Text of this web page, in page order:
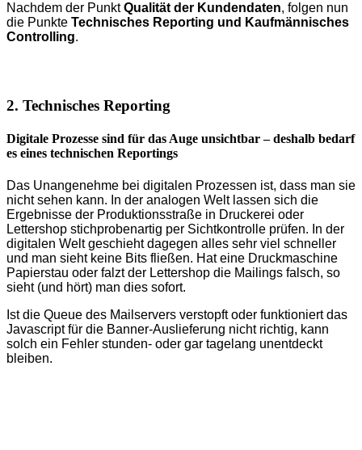
Nachdem der PunktQualität der Kundendaten, folgen nun
die Punkte Technisches Reporting und Kaufmännisches
Controlling.
2. Technisches Reporting
Digitale Prozesse sind für das Auge unsichtbar – deshalb bedarf
es eines technischen Reportings
Das Unangenehme bei digitalen Prozessen ist, dass man sie
nicht sehen kann. In der analogen Welt lassen sich die
Ergebnisse der Produktionsstraße in Druckerei oder
Lettershop stichprobenartig per Sichtkontrolle prüfen. In der
digitalen Welt geschieht dagegen alles sehr viel schneller
und man sieht keine Bits fließen. Hat eine Druckmaschine
Papierstau oder falzt der Lettershop die Mailings falsch, so
sieht (und hört) man dies sofort.
Ist die Queue des Mailservers verstopft oder funktioniert das
Javascript für die Banner-Auslieferung nicht richtig, kann
solch ein Fehler stunden- oder gar tagelang unentdeckt
bleiben.